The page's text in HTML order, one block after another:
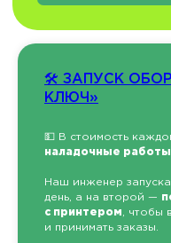
🛠 ЗАПУСК
КЛЮЧ»
💵 В стоимость
наладочные работы
Наш инженер
день, а на второй —
с принтером , чтобы
и принимать заказы.